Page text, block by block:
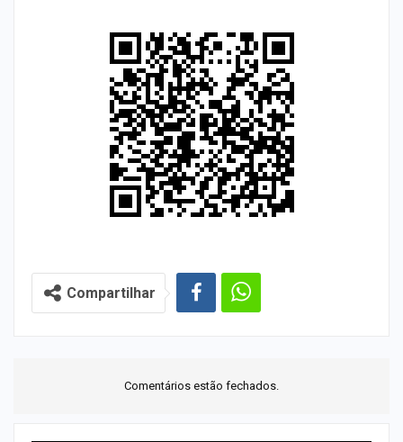
Compartilhar
Comentários estão fechados.